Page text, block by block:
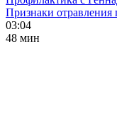
Признаки отравления
03:04
48 мин